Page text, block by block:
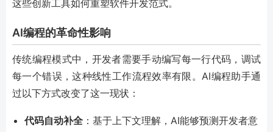
这些创新工具如何重塑软件开发范式。
AI编程的革命性影响
传统编程模式中，开发者需要手动编写每一行代码，调试
每一个错误，这种线性工作流程效率有限。AI编程助手通
过以下方式改变了这一现状：
代码自动补全 ：基于上下文理解，AI能够预测开发者意